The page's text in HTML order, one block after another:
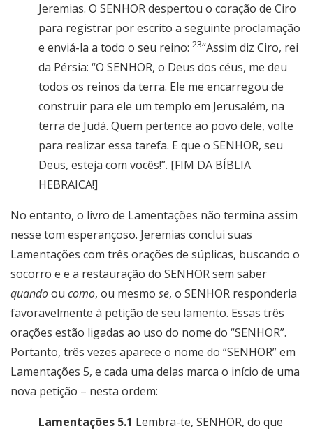
Jeremias. O SENHOR despertou o coração de Ciro
para registrar por escrito a seguinte proclamação
e enviá-la a todo o seu reino: 23“Assim diz Ciro, rei
da Pérsia: “O SENHOR, o Deus dos céus, me deu
todos os reinos da terra. Ele me encarregou de
construir para ele um templo em Jerusalém, na
terra de Judá. Quem pertence ao povo dele, volte
para realizar essa tarefa. E que o SENHOR, seu
Deus, esteja com vocês!”. [FIM DA BÍBLIA
HEBRAICA!]
No entanto, o livro de Lamentações não termina assim
nesse tom esperançoso. Jeremias conclui suas
Lamentações com três orações de súplicas, buscando o
socorro e e a restauração do SENHOR sem saber
quandoou como, ou mesmo se, o SENHOR responderia
favoravelmente à petição de seu lamento. Essas três
orações estão ligadas ao uso do nome do “SENHOR”.
Portanto, três vezes aparece o nome do “SENHOR” em
Lamentações 5, e cada uma delas marca o início de uma
nova petição – nesta ordem:
Lamentações 5.1 Lembra-te, SENHOR, do que